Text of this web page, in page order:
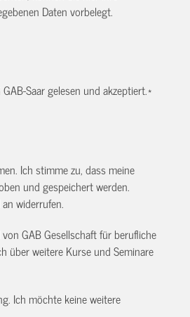
Daten vorbelegt.
Saar gelesen und akzeptiert.*
Ich stimme zu, dass meine
und gespeichert werden.
anwiderrufen.
GAB Gesellschaft für berufliche
über weitere Kurse und Seminare
Ich möchte keine weitere